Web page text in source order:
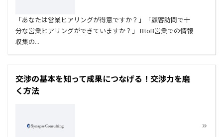
「あなたは営業ヒアリングが得意ですか？」「顧客訪問で十
分な営業ヒアリングができていますか？」 BtoB営業での情報
収集の...
交渉の基本を知って成果につなげる！交渉力を磨
く方法